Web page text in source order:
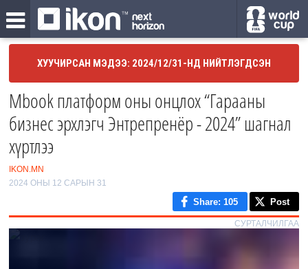
ХУУЧИРСАН МЭДЭЭ: 2024/12/31-НД НИЙТЛЭГДСЭН
Mbook платформ оны онцлох “Гарааны
бизнес эрхлэгч Энтрепренёр - 2024” шагнал
хүртлээ
IKON.MN
2024 ОНЫ 12 САРЫН 31
Share: 105 Post
СУРТАЛЧИЛГАА